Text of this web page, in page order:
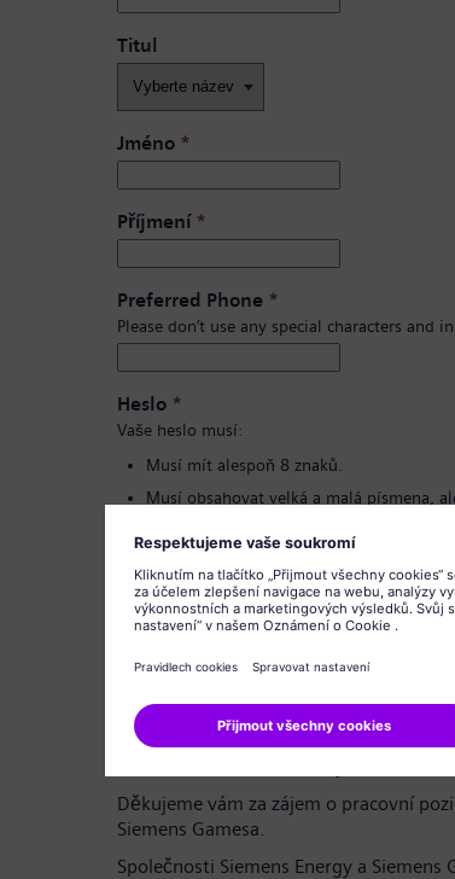
Titul
Jméno *
Příjmení*
Preferred Phone *
Please don’t use any special characters and
Heslo *
Vaše heslo musí:
Musí mít alespoň 8 znaků.
Musí obsahovat velká a malá písmena,
Oznámení o ochraně osobních údajů
Děkujeme vám za zájem o pracovní
Siemens Gamesa.
Společnosti Siemens Energy a